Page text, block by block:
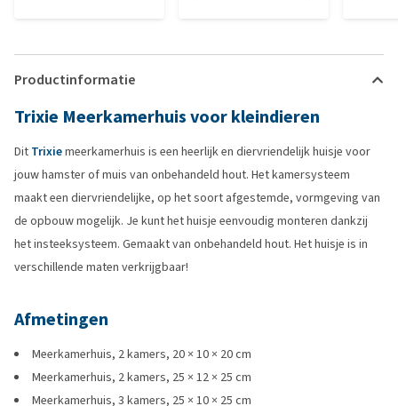
Productinformatie
Trixie Meerkamerhuis voor kleindieren
Dit Trixiemeerkamerhuis is een heerlijk en diervriendelijk huisje voor
jouw hamster of muis van onbehandeld hout. Het kamersysteem
maakt een diervriendelijke, op het soort afgestemde, vormgeving van
de opbouw mogelijk. Je kunt het huisje eenvoudig monteren dankzij
het insteeksysteem. Gemaakt van onbehandeld hout. Het huisje is in
verschillende maten verkrijgbaar!
Afmetingen
Meerkamerhuis, 2 kamers, 20 × 10 × 20 cm
Meerkamerhuis, 2 kamers, 25 × 12 × 25 cm
Meerkamerhuis, 3 kamers, 25 × 10 × 25 cm